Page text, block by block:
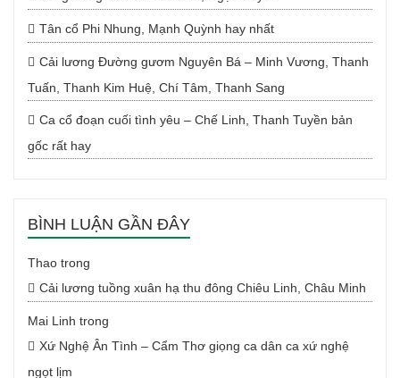
Tân cổ Phi Nhung, Mạnh Quỳnh hay nhất
Cải lương Đường gươm Nguyên Bá – Minh Vương, Thanh
Tuấn, Thanh Kim Huệ, Chí Tâm, Thanh Sang
Ca cổ đoạn cuối tình yêu – Chế Linh, Thanh Tuyền bản
gốc rất hay
BÌNH LUẬN GẦN ĐÂY
Thao trong
Cải lương tuồng xuân hạ thu đông Chiêu Linh, Châu Minh
Mai Linh trong
Xứ Nghệ Ân Tình – Cẩm Thơ giọng ca dân ca xứ nghệ
ngọt lịm